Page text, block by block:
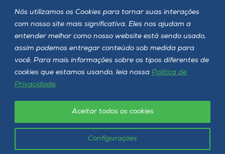
Nós utilizamos os Cookies para tornar suas interações
com nosso site mais significativa. Eles nos ajudam a
entender melhor como nosso website está sendo usado,
assim podemos entregar conteúdo sob medida para
você. Para mais informações sobre os tipos diferentes de
cookies que estamos usando, leia nossa Política de
Privacidade.
Configurações
Aceitar todos os cookies
Siga a Unoesc
Unoesc © 2026 - Todos os direitos reservados
Política de privacidade LGPD